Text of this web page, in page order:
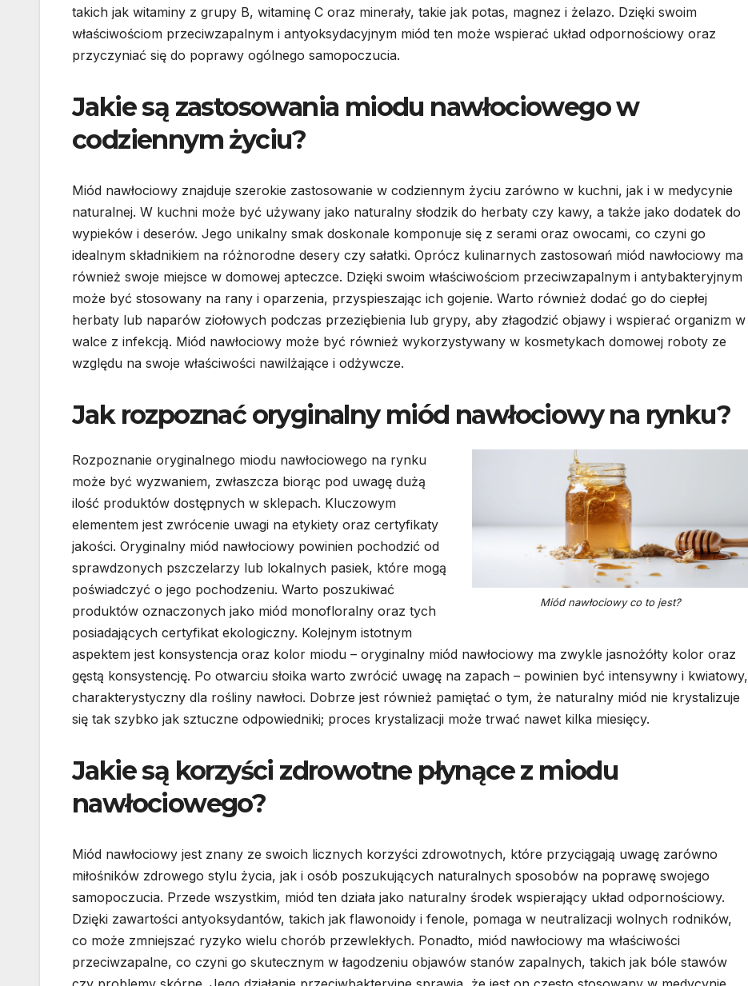
takich jak witaminy z grupy B, witaminę C oraz minerały, takie jak potas, magnez i żelazo. Dzięki swoim
właściwościom przeciwzapalnym i antyoksydacyjnym miód ten może wspierać układ odpornościowy oraz
przyczyniać się do poprawy ogólnego samopoczucia.
Jakie są zastosowania miodu nawłociowego w
codziennym życiu?
Miód nawłociowy znajduje szerokie zastosowanie w codziennym życiu zarówno w kuchni, jak i w medycynie
naturalnej. W kuchni może być używany jako naturalny słodzik do herbaty czy kawy, a także jako dodatek do
wypieków i deserów. Jego unikalny smak doskonale komponuje się z serami oraz owocami, co czyni go
idealnym składnikiem na różnorodne desery czy sałatki. Oprócz kulinarnych zastosowań miód nawłociowy ma
również swoje miejsce w domowej apteczce. Dzięki swoim właściwościom przeciwzapalnym i antybakteryjnym
może być stosowany na rany i oparzenia, przyspieszając ich gojenie. Warto również dodać go do ciepłej
herbaty lub naparów ziołowych podczas przeziębienia lub grypy, aby złagodzić objawy i wspierać organizm w
walce z infekcją. Miód nawłociowy może być również wykorzystywany w kosmetykach domowej roboty ze
względu na swoje właściwości nawilżające i odżywcze.
Jak rozpoznać oryginalny miód nawłociowy na rynku?
Miód nawłociowy co to jest?
Rozpoznanie oryginalnego miodu nawłociowego na rynku
może być wyzwaniem, zwłaszcza biorąc pod uwagę dużą
ilość produktów dostępnych w sklepach. Kluczowym
elementem jest zwrócenie uwagi na etykiety oraz certyfikaty
jakości. Oryginalny miód nawłociowy powinien pochodzić od
sprawdzonych pszczelarzy lub lokalnych pasiek, które mogą
poświadczyć o jego pochodzeniu. Warto poszukiwać
produktów oznaczonych jako miód monofloralny oraz tych
posiadających certyfikat ekologiczny. Kolejnym istotnym
aspektem jest konsystencja oraz kolor miodu – oryginalny miód nawłociowy ma zwykle jasnożółty kolor oraz
gęstą konsystencję. Po otwarciu słoika warto zwrócić uwagę na zapach – powinien być intensywny i kwiatowy,
charakterystyczny dla rośliny nawłoci. Dobrze jest również pamiętać o tym, że naturalny miód nie krystalizuje
się tak szybko jak sztuczne odpowiedniki; proces krystalizacji może trwać nawet kilka miesięcy.
Jakie są korzyści zdrowotne płynące z miodu
nawłociowego?
Miód nawłociowy jest znany ze swoich licznych korzyści zdrowotnych, które przyciągają uwagę zarówno
miłośników zdrowego stylu życia, jak i osób poszukujących naturalnych sposobów na poprawę swojego
samopoczucia. Przede wszystkim, miód ten działa jako naturalny środek wspierający układ odpornościowy.
Dzięki zawartości antyoksydantów, takich jak flawonoidy i fenole, pomaga w neutralizacji wolnych rodników,
co może zmniejszać ryzyko wielu chorób przewlekłych. Ponadto, miód nawłociowy ma właściwości
przeciwzapalne, co czyni go skutecznym w łagodzeniu objawów stanów zapalnych, takich jak bóle stawów